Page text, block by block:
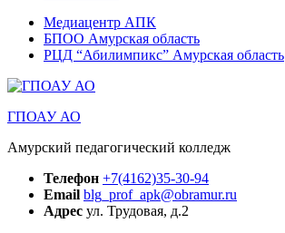
Медиацентр АПК
БПОО Амурская область
РЦД “Абилимпикс” Амурская область
ГПОАУ АО
Амурский педагогический колледж
Телефон +7(4162)35-30-94
Email blg_prof_apk@obramur.ru
Адрес ул. Трудовая, д.2